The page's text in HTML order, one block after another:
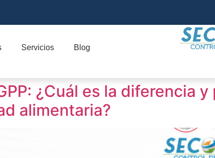
Servicios Blog
¿Cuál es la diferencia
alimentaria?